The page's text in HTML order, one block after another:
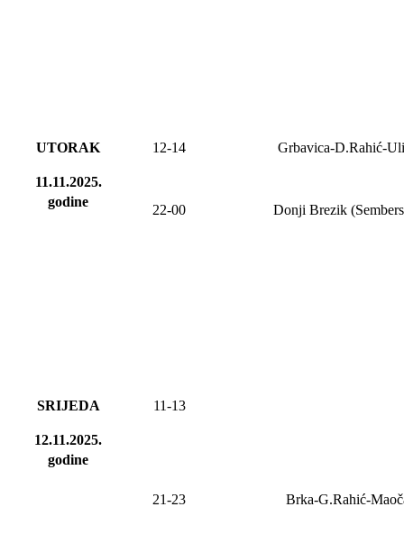
UTORAK
11.11.2025.
godine
12-14 Grbavica-D.Rahić-
22-00 Donji Brezik
SRIJEDA
12.11.2025.
godine
11-13
21-23 Brka-G.Rahić-